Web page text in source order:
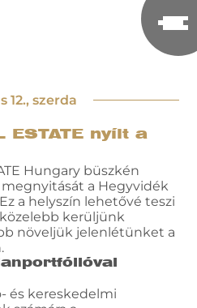
12., szerda
ESTATE nyílt a
Hungary büszkén
a Hegyvidék
a helyszín lehetővé teszi
kerüljünk
növeljük jelenlétünket a
és kereskedelmi